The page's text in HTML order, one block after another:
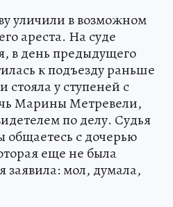
уличили в возможном
ареста. На суде
в день предыдущего
к подъезду раньше
стояла у ступеней с
Марины Метревели,
по делу. Судья
общаетесь с дочерью
еще не была
заявила: мол, думала,